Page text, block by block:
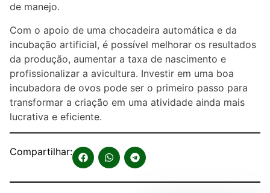
de manejo.
Com o apoio de uma chocadeira automática e da
incubação artificial, é possível melhorar os resultados
da produção, aumentar a taxa de nascimento e
profissionalizar a avicultura. Investir em uma boa
incubadora de ovos pode ser o primeiro passo para
transformar a criação em uma atividade ainda mais
lucrativa e eficiente.
Compartilhar: